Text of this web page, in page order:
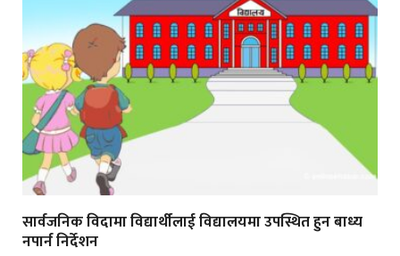
सार्वजनिक विदामा विद्यार्थीलाई विद्यालयमा उपस्थित हुन बाध्य
नपार्न निर्देशन